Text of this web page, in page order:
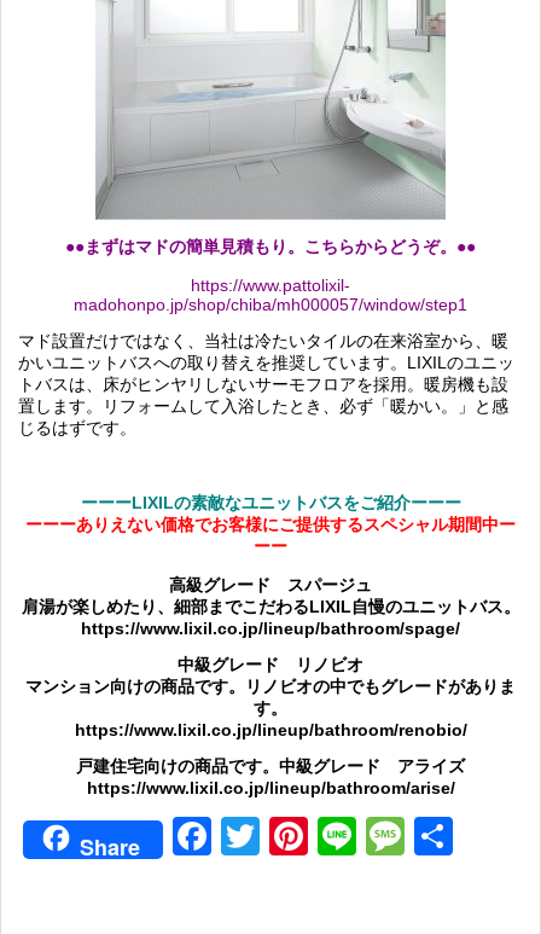
●●まずはマドの簡単見積もり。こちらからどうぞ。●●
https://www.pattolixil-
madohonpo.jp/shop/chiba/mh000057/window/step1
マド設置だけではなく、当社は冷たいタイルの在来浴室から、暖
かいユニットバスへの取り替えを推奨しています。LIXILのユニッ
トバスは、床がヒンヤリしないサーモフロアを採用。暖房機も設
置します。リフォームして入浴したとき、必ず「暖かい。」と感
じるはずです。
ーーーLIXILの素敵なユニットバスをご紹介ーーー
ーーーありえない価格でお客様にご提供するスペシャル期間中ー
ーー
高級グレード スパージュ
肩湯が楽しめたり、細部までこだわるLIXIL自慢のユニットバス。
https://www.lixil.co.jp/lineup/bathroom/spage/
中級グレード リノビオ
マンション向けの商品です。リノビオの中でもグレードがありま
す。
https://www.lixil.co.jp/lineup/bathroom/renobio/
戸建住宅向けの商品です。 中級グレード アライズ
https://www.lixil.co.jp/lineup/bathroom/arise/
Share Facebook
TwitterPinterest
Line